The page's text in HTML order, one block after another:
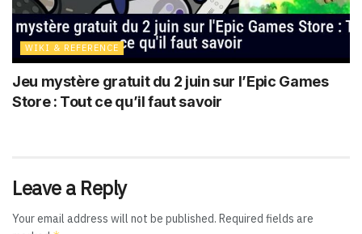
WIKI & REFERENCE
Jeu mystère gratuit du 2 juin sur l’Epic Games
Store : Tout ce qu’il faut savoir
Leave a Reply
Your email address will not be published. Required fields are